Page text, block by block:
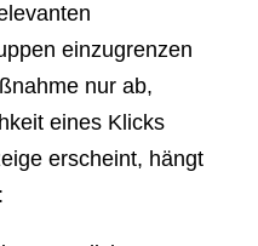
einzugrenzen
nur ab,
eines Klicks
erscheint, hängt